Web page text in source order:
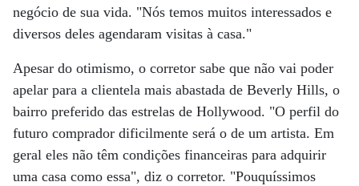
negócio de sua vida. "Nós temos muitos interessados e
diversos deles agendaram visitas à casa."
Apesar do otimismo, o corretor sabe que não vai poder
apelar para a clientela mais abastada de Beverly Hills, o
bairro preferido das estrelas de Hollywood. "O perfil do
futuro comprador dificilmente será o de um artista. Em
geral eles não têm condições financeiras para adquirir
uma casa como essa", diz o corretor. "Pouquíssimos